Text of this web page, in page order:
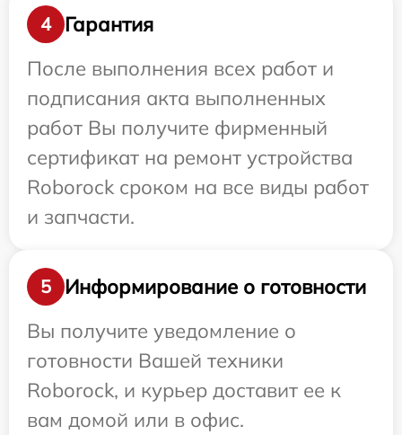
4
Гарантия
После выполнения всех работ и
подписания акта выполненных
работ Вы получите фирменный
сертификат на ремонт устройства
Roborock сроком на все виды работ
и запчасти.
5
Информирование о готовности
Вы получите уведомление о
готовности Вашей техники
Roborock, и курьер доставит ее к
вам домой или в офис.